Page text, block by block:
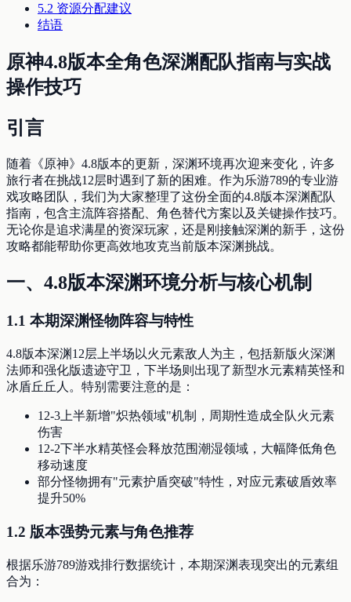
5.2 资源分配建议
结语
原神4.8版本全角色深渊配队指南与实战
操作技巧
引言
随着《原神》4.8版本的更新，深渊环境再次迎来变化，许多
旅行者在挑战12层时遇到了新的困难。作为乐游789的专业游
戏攻略团队，我们为大家整理了这份全面的4.8版本深渊配队
指南，包含主流阵容搭配、角色替代方案以及关键操作技巧。
无论你是追求满星的资深玩家，还是刚接触深渊的新手，这份
攻略都能帮助你更高效地攻克当前版本深渊挑战。
一、4.8版本深渊环境分析与核心机制
1.1 本期深渊怪物阵容与特性
4.8版本深渊12层上半场以火元素敌人为主，包括新版火深渊
法师和强化版遗迹守卫，下半场则出现了新型水元素精英怪和
冰盾丘丘人。特别需要注意的是：
12-3上半新增"炽热领域"机制，周期性造成全队火元素
伤害
12-2下半水精英怪会释放范围潮湿领域，大幅降低角色
移动速度
部分怪物拥有"元素护盾突破"特性，对应元素破盾效率
提升50%
1.2 版本强势元素与角色推荐
根据乐游789游戏排行数据统计，本期深渊表现突出的元素组
合为：